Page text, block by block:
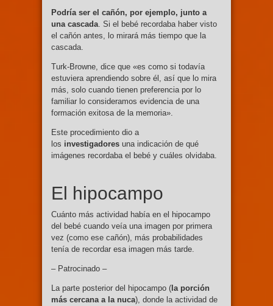
Podría ser el cañón, por ejemplo, junto a
una cascada. Si el bebé recordaba haber visto
el cañón antes, lo mirará más tiempo que la
cascada.
Turk-Browne, dice que «es como si todavía
estuviera aprendiendo sobre él, así que lo mira
más, solo cuando tienen preferencia por lo
familiar lo consideramos evidencia de una
formación exitosa de la memoria».
Este procedimiento dio a
los investigadores una indicación de qué
imágenes recordaba el bebé y cuáles olvidaba.
El hipocampo
Cuánto más actividad había en el hipocampo
del bebé cuando veía una imagen por primera
vez (como ese cañón), más probabilidades
tenía de recordar esa imagen más tarde.
– Patrocinado –
La parte posterior del hipocampo ( la porción
más cercana a la nuca), donde la actividad de